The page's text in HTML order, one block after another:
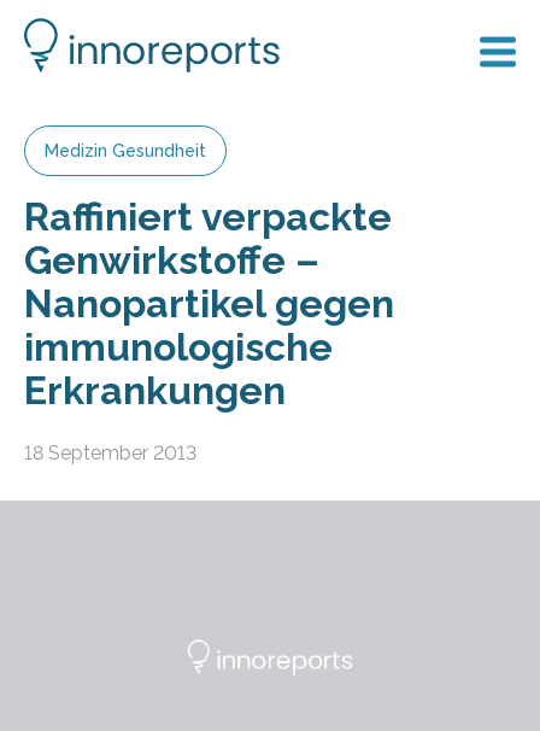
Medizin Gesundheit
Raffiniert verpackte
Genwirkstoffe –
Nanopartikel gegen
immunologische
Erkrankungen
18 September 2013